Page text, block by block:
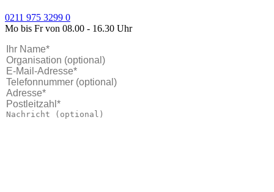
0211 975 3299 0
Mo bis Fr von 08.00 - 16.30 Uhr